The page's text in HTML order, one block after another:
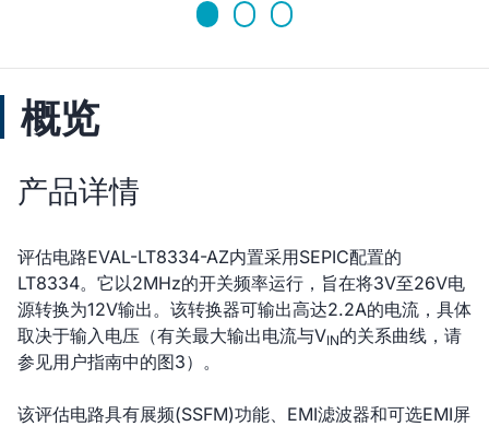
概览
产品详情
评估电路EVAL-LT8334-AZ内置采用SEPIC配置的
LT8334。它以2MHz的开关频率运行，旨在将3V至26V电
源转换为12V输出。该转换器可输出高达2.2A的电流，具体
取决于输入电压（有关最大输出电流与VIN的关系曲线，请
参见用户指南中的图3）。
该评估电路具有展频(SSFM)功能、EMI滤波器和可选EMI屏